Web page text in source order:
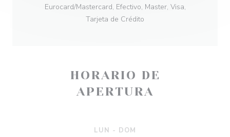
Eurocard/Mastercard, Efectivo, Master, Visa,
Tarjeta de Crédito
HORARIO DE
APERTURA
LUN - DOM